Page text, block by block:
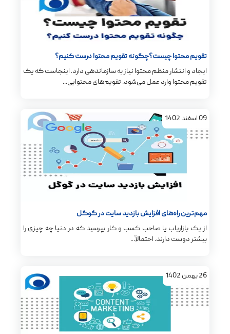
تقویم محتوا چیست؟چگونه تقویم محتوا درست کنیم؟
ایجاد و انتشار منظم محتوا نیاز به سازماندهی دارد. اینجاست که یک
تقویم محتوا وارد عمل می‌شود. تقویم‌های محتوایی...
09اسفند 1402
مهم‌ترین راه‌های افزایش بازدید سایت در گوگل
از یک بازاریاب یا صاحب کسب و کار بپرسید که در دنیا چه چیزی را
بیشتر دوست دارند. احتمالاً...
26بهمن 1402